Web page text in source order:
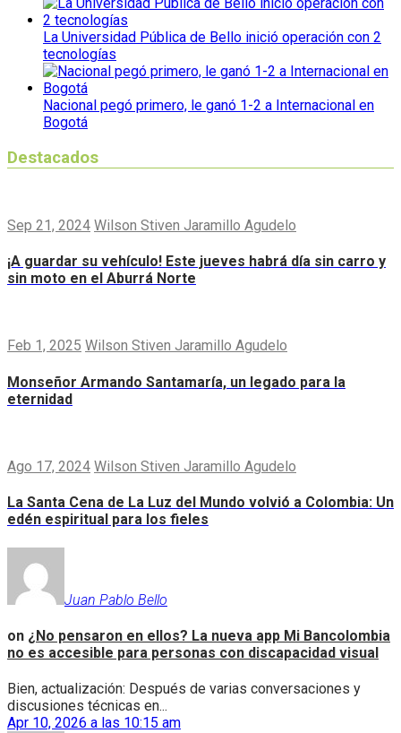
La Universidad Pública de Bello inició operación con 2
tecnologías
Nacional pegó primero, le ganó 1-2 a Internacional en
Bogotá
Destacados
Sep 21, 2024 Wilson Stiven Jaramillo Agudelo
¡A guardar su vehículo! Este jueves habrá día sin carro y
sin moto en el Aburrá Norte
Feb 1, 2025 Wilson Stiven Jaramillo Agudelo
Monseñor Armando Santamaría, un legado para la
eternidad
Ago 17, 2024 Wilson Stiven Jaramillo Agudelo
La Santa Cena de La Luz del Mundo volvió a Colombia: Un
edén espiritual para los fieles
Juan Pablo Bello
on ¿No pensaron en ellos? La nueva app Mi Bancolombia
no es accesible para personas con discapacidad visual
Bien, actualización: Después de varias conversaciones y
discusiones técnicas en...
Apr 10, 2026 a las 10:15 am